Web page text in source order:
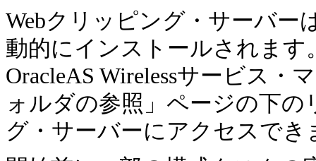
Webクリッピング・サーバー
動的にインストールされます
OracleAS Wirelessサービス
ォルダの参照」ページの下
グ・サーバーにアクセスでき